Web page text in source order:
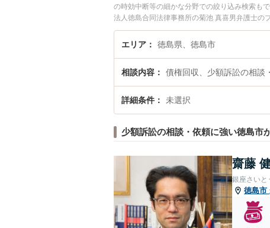
の時効中断等の細かな分野での絞り込み検索も
法人徳島合同法律事務所の菊池 真喜男弁護士の
ルを今すぐに弁護士に相談したい』『少額訴訟
島市内の弁護士に相談予約したい』などでお困
エリア 徳島県、徳島市
相談内容 債権回収、少額訴訟の相談
詳細条件 未選択
少額訴訟の相談・依頼に強い徳島市
齋藤
銀座さいと
徳島市